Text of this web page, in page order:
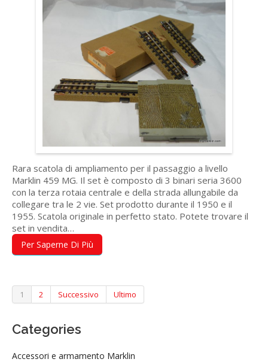
Rara scatola di ampliamento per il passaggio a livello
Marklin 459 MG. Il set è composto di 3 binari seria 3600
con la terza rotaia centrale e della strada allungabile da
collegare tra le 2 vie. Set prodotto durante il 1950 e il
1955. Scatola originale in perfetto stato. Potete trovare il
set in vendita…
Per Saperne Di Più
1 2 Successivo Ultimo
Categories
Accessori e armamento Marklin